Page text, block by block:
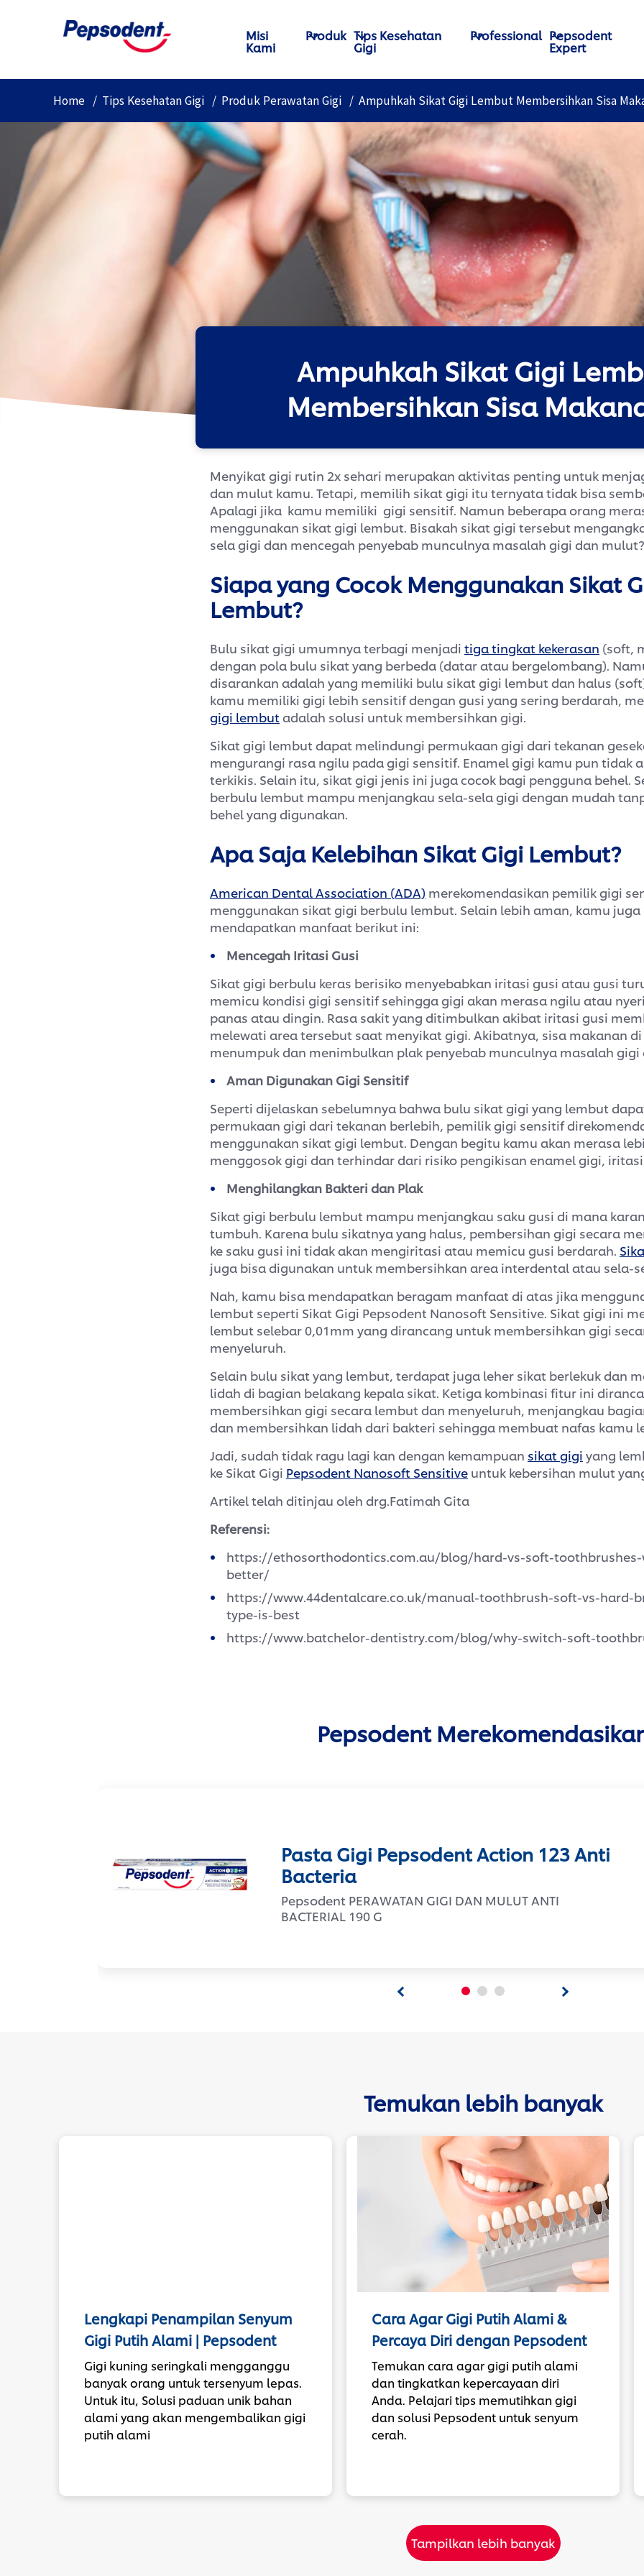
Misi
Kami
Produk Tips Kesehatan
Gigi
Professional Pepsodent
Expert
Home Tips Kesehatan Gigi Produk Perawatan Gigi Ampuhkah Sikat Gigi Lembut Membersihkan Sisa
Ampuhkah Sikat Gigi
Membersihkan Sisa
Menyikat gigi rutin 2x sehari merupakan aktivitas penting untuk
dan mulut kamu. Tetapi, memilih sikat gigi itu ternyata tidak bisa
Apalagi jika kamu memiliki gigi sensitif. Namun beberapa orang
menggunakan sikat gigi lembut. Bisakah sikat gigi tersebut
sela gigi dan mencegah penyebab munculnya masalah gigi dan mulut?
Siapa yang Cocok Menggunakan Sikat
Lembut?
Bulu sikat gigi umumnya terbagi menjadi tiga tingkat kekerasan (soft,
dengan pola bulu sikat yang berbeda (datar atau bergelombang).
disarankan adalah yang memiliki bulu sikat gigi lembut dan halus
kamu memiliki gigi lebih sensitif dengan gusi yang sering berdarah,
gigi lembutadalah solusi untuk membersihkan gigi.
Sikat gigi lembut dapat melindungi permukaan gigi dari tekanan
mengurangi rasa ngilu pada gigi sensitif. Enamel gigi kamu pun tidak
terkikis. Selain itu, sikat gigi jenis ini juga cocok bagi pengguna behel.
berbulu lembut mampu menjangkau sela-sela gigi dengan mudah
behel yang digunakan.
Apa Saja Kelebihan Sikat Gigi Lembut?
American Dental Association (ADA) merekomendasikan pemilik gigi
menggunakan sikat gigi berbulu lembut. Selain lebih aman, kamu juga
mendapatkan manfaat berikut ini:
Mencegah Iritasi Gusi
Sikat gigi berbulu keras berisiko menyebabkan iritasi gusi atau gusi
memicu kondisi gigi sensitif sehingga gigi akan merasa ngilu atau
panas atau dingin. Rasa sakit yang ditimbulkan akibat iritasi gusi
melewati area tersebut saat menyikat gigi. Akibatnya, sisa makanan
menumpuk dan menimbulkan plak penyebab munculnya masalah gigi
Aman Digunakan Gigi Sensitif
Seperti dijelaskan sebelumnya bahwa bulu sikat gigi yang lembut
permukaan gigi dari tekanan berlebih, pemilik gigi sensitif
menggunakan sikat gigi lembut. Dengan begitu kamu akan merasa
menggosok gigi dan terhindar dari risiko pengikisan enamel gigi,
Menghilangkan Bakteri dan Plak
Sikat gigi berbulu lembut mampu menjangkau saku gusi di mana
tumbuh. Karena bulu sikatnya yang halus, pembersihan gigi secara
ke saku gusi ini tidak akan mengiritasi atau memicu gusi berdarah.
juga bisa digunakan untuk membersihkan area interdental atau sela-
Nah, kamu bisa mendapatkan beragam manfaat di atas jika
lembut seperti Sikat Gigi Pepsodent Nanosoft Sensitive. Sikat gigi ini
lembut selebar 0,01mm yang dirancang untuk membersihkan gigi
menyeluruh.
Selain bulu sikat yang lembut, terdapat juga leher sikat berlekuk dan
lidah di bagian belakang kepala sikat. Ketiga kombinasi fitur ini
membersihkan gigi secara lembut dan menyeluruh, menjangkau
dan membersihkan lidah dari bakteri sehingga membuat nafas kamu
Jadi, sudah tidak ragu lagi kan dengan kemampuan sikat gigi yang
ke Sikat Gigi Pepsodent Nanosoft Sensitive untuk kebersihan mulut
Artikel telah ditinjau oleh drg.Fatimah Gita
Referensi:
https://ethosorthodontics.com.au/blog/hard-vs-soft-
better/
https://www.44dentalcare.co.uk/manual-toothbrush-soft-vs-hard-
type-is-best
https://www.batchelor-dentistry.com/blog/why-switch-soft-
Pepsodent
Pasta Gigi Pepsodent Action 123 Anti
Bacteria
Pepsodent PERAWATAN GIGI DAN MULUT ANTI
BACTERIAL 190 G
Temukan lebih banyak
Lengkapi Penampilan Senyum
Gigi Putih Alami | Pepsodent
Gigi kuning seringkali mengganggu
banyak orang untuk tersenyum lepas.
Untuk itu, Solusi paduan unik bahan
alami yang akan mengembalikan gigi
putih alami
Cara Agar Gigi Putih Alami &
Percaya Diri dengan Pepsodent
Temukan cara agar gigi putih alami
dan tingkatkan kepercayaan diri
Anda. Pelajari tips memutihkan gigi
dan solusi Pepsodent untuk senyum
cerah.
Tampilkan lebih banyak